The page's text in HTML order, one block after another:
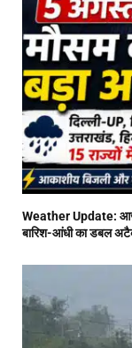
Weather Update:
बारिश-आंधी का डबल